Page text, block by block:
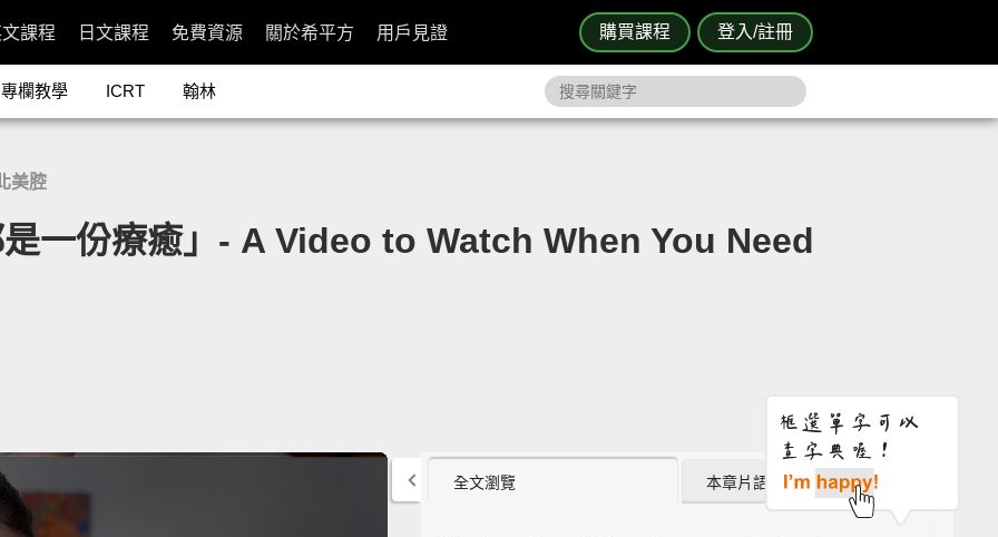
購買課程 登入/註冊
課程 日文課程 免費資源 關於希平方 用戶見證
專欄教學 ICRT 翰林
美腔
一份療癒」- A Video to Watch When You Need
全文瀏覽 本章片語 (1)